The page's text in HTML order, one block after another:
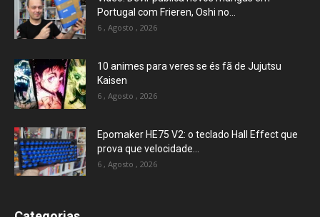
Portugal com Frieren, Oshi no...
6 , Agosto , 2026
10 animes para veres se és fã de Jujutsu
Kaisen
6 , Agosto , 2026
Epomaker HE75 V2: o teclado Hall Effect que
prova que velocidade...
6 , Agosto , 2026